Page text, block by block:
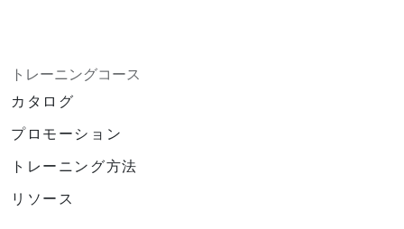
トレーニングコース
カタログ
プロモーション
トレーニング方法
リソース